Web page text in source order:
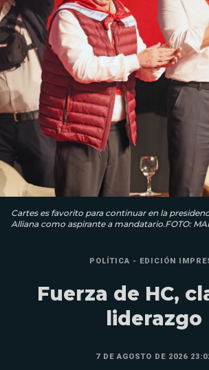
Cartes es favorito para continuar en la
Alliana como aspirante a mandatario.FOTO:
POLÍTICA - EDICIÓN
Fuerza de HC,
liderazgo
7 DE AGOSTO DE 2026